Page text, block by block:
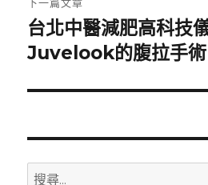
下
一
文
台北中醫減肥高科技
Juvelook的腹拉手術
搜